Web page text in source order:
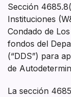
Sección
Instituciones
Condado de
fondos del
(“DDS”) para
de
La sección